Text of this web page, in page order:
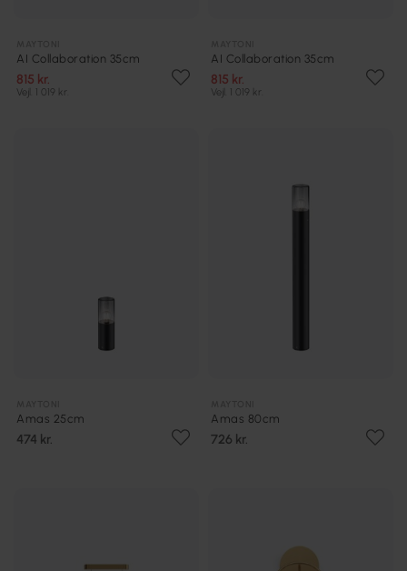
AI Collaboration 35cm
815 kr.
Vejl. 1 019 kr.
AI Collaboration 35cm
815 kr.
Vejl. 1 019 kr.
Amas 25cm
474 kr.
Amas 80cm
726 kr.